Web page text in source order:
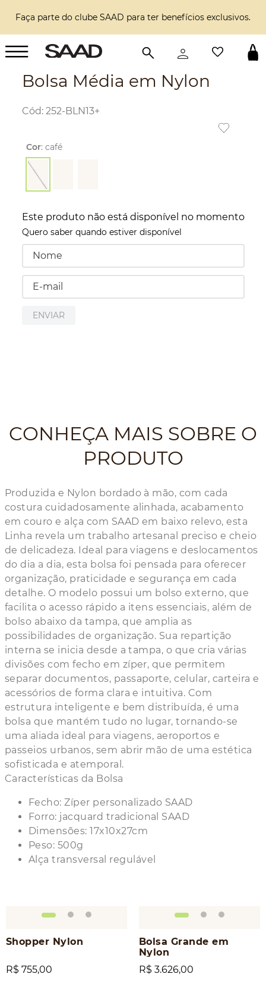
Faça parte do clube SAAD para ter benefícios exclusivos.
Bolsa Média em Nylon
: 252-BLN13+
Cor: café
Este produto não está disponível no momento
Quero saber quando estiver disponível
ENVIAR
CONHEÇA MAIS SOBRE O
PRODUTO
Produzida e Nylon bordado à mão, com cada
costura cuidadosamente alinhada, acabamento
em couro e alça com SAAD em baixo relevo, esta
Linha revela um trabalho artesanal preciso e cheio
de delicadeza. Ideal para viagens e deslocamentos
do dia a dia, esta bolsa foi pensada para oferecer
organização, praticidade e segurança em cada
detalhe. O modelo possui um bolso externo, que
facilita o acesso rápido a itens essenciais, além de
bolso abaixo da tampa, que amplia as
possibilidades de organização. Sua repartição
interna se inicia desde a tampa, o que cria várias
divisões com fecho em zíper, que permitem
separar documentos, passaporte, celular, carteira e
acessórios de forma clara e intuitiva. Com
estrutura inteligente e bem distribuída, é uma
bolsa que mantém tudo no lugar, tornando-se
uma aliada ideal para viagens, aeroportos e
passeios urbanos, sem abrir mão de uma estética
sofisticada e atemporal.
Características da Bolsa
Fecho: Zíper personalizado SAAD
Forro: jacquard tradicional SAAD
Dimensões: 17x10x27cm
Peso: 500g
Alça transversal regulável
Shopper Nylon
R$ 755,00
Bolsa Grande em
Nylon
R$ 3.626,00